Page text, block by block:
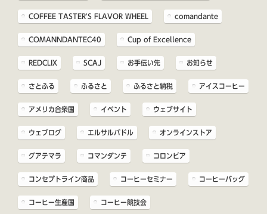
COFFEE TASTER'S FLAVOR WHEEL comandante
COMANNDANTEC40 Cup of Excellence
REDCLIX SCAJ お手伝い先 お知らせ
さとふる ふるさと ふるさと納税 アイスコーヒー
アメリカ合衆国 イベント ウェブサイト
ウェブログ エルサルバドル オンラインストア
グアテマラ コマンダンテ コロンビア
コンセプトライン商品 コーヒーセミナー コーヒーバッグ
コーヒー生産国 コーヒー競技会